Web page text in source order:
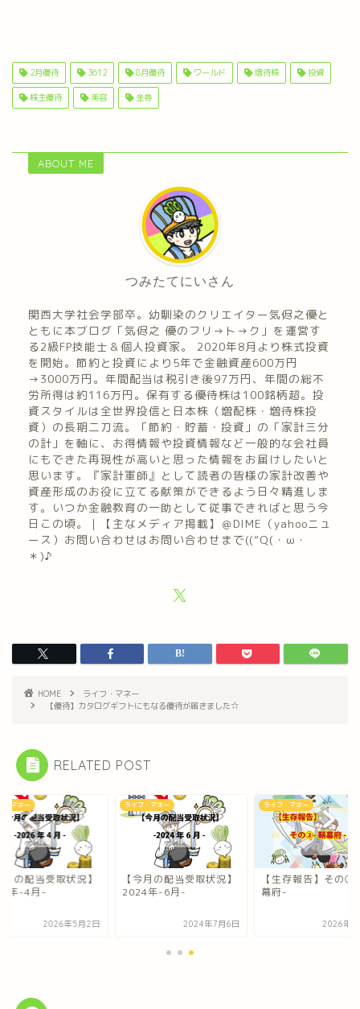
2月優待 3612 8月優待 ワールド 増待株 投資
株主優待 美容 金券
ABOUT ME
つみたてにいさん
関西大学社会学部卒。幼馴染のクリエイター気侭之優と
ともに本ブログ「気侭之 優のフリ→ト→ク」を運営す
る2級FP技能士＆個人投資家。 2020年8月より株式投資
を開始。節約と投資により5年で金融資産600万円
→3000万円。年間配当は税引き後97万円、年間の総不
労所得は約116万円。保有する優待株は100銘柄超。投
資スタイルは全世界投信と日本株（増配株・増待株投
資）の長期二刀流。「節約・貯蓄・投資」の「家計三分
の計」を軸に、お得情報や投資情報など一般的な会社員
にもできた再現性が高いと思った情報をお届けしたいと
思います。『家計軍師』として読者の皆様の家計改善や
資産形成のお役に立てる献策ができるよう日々精進しま
す。いつか金融教育の一助として従事できればと思う今
日この頃。｜【主なメディア掲載】＠DIME（yahooニュ
ース）お問い合わせはお問い合わせまで((“Q(・ω・
＊)♪
HOME
ライフ・マネー
【優待】カタログギフトにもなる優待が届きました☆
RELATED POST
・マネー
の配当受取状況】
年-4月-
2026年5月2日
ライフ・マネー
【今月の配当受取状況】
2024年-6月-
2024年7月6日
ライフ・マネー
【生存報告】その
幕府-
2026年5